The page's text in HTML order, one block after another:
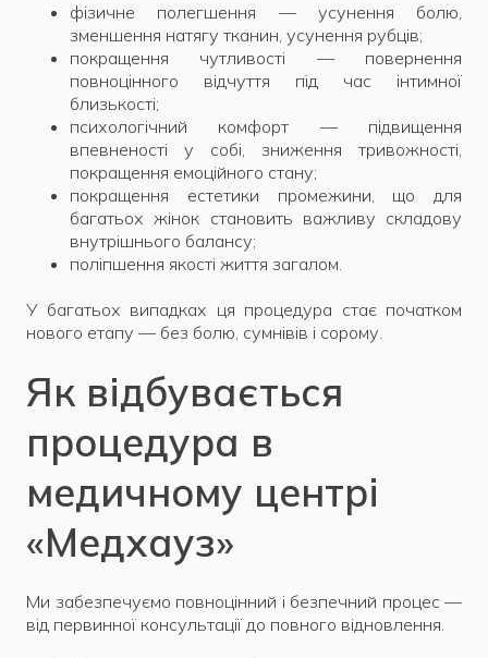
фізичне полегшення — усунення болю,
зменшення натягу тканин, усунення рубців;
покращення чутливості — повернення
повноцінного відчуття під час інтимної
близькості;
психологічний комфорт — підвищення
впевненості у собі, зниження тривожності,
покращення емоційного стану;
покращення естетики промежини, що для
багатьох жінок становить важливу складову
внутрішнього балансу;
поліпшення якості життя загалом.
У багатьох випадках ця процедура стає початком
нового етапу — без болю, сумнівів і сорому.
Як відбувається
процедура в
медичному центрі
«Медхауз»
Ми забезпечуємо повноцінний і безпечний процес —
від первинної консультації до повного відновлення.